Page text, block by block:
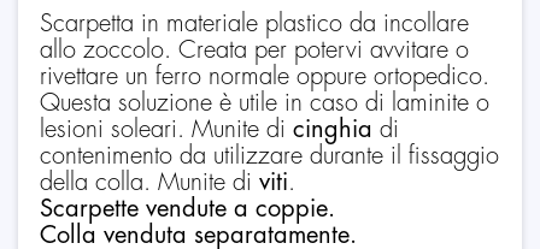
Scarpetta in materiale plastico da incollare
allo zoccolo. Creata per potervi avvitare o
rivettare un ferro normale oppure ortopedico.
Questa soluzione è utile in caso di laminite o
lesioni soleari. Munite di cinghia di
contenimento da utilizzare durante il fissaggio
della colla. Munite di viti.
Scarpette vendute a coppie.
Colla venduta separatamente.